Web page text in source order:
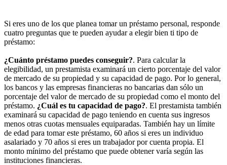
Si eres uno de los que planea tomar un préstamo personal, responde
cuatro preguntas que te pueden ayudar a elegir bien ti tipo de
préstamo:
¿Cuánto préstamo puedes conseguir?. Para calcular la
elegibilidad, un prestamista examinará un cierto porcentaje del valor
de mercado de su propiedad y su capacidad de pago. Por lo general,
los bancos y las empresas financieras no bancarias dan sólo un
porcentaje del valor de mercado de su propiedad como el monto del
préstamo. ¿Cuál es tu capacidad de pago?. El prestamista también
examinará su capacidad de pago teniendo en cuenta sus ingresos
menos otras cuotas mensuales equiparadas. También hay un límite
de edad para tomar este préstamo, 60 años si eres un individuo
asalariado y 70 años si eres un trabajador por cuenta propia. El
monto mínimo del préstamo que puede obtener varía según las
instituciones financieras.